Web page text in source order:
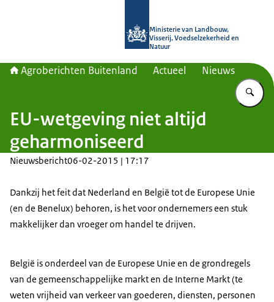
Ministerie van Landbouw,
Visserij, Voedselzekerheid en
Natuur
Agroberichten Buitenland Actueel Nieuws
EU-wetgeving niet altijd
geharmoniseerd
Nieuwsbericht06-02-2015 | 17:17
Dankzij het feit dat Nederland en België tot de Europese Unie
(en de Benelux) behoren, is het voor ondernemers een stuk
makkelijker dan vroeger om handel te drijven.
België is onderdeel van de Europese Unie en de grondregels
van de gemeenschappelijke markt en de Interne Markt (te
weten vrijheid van verkeer van goederen, diensten, personen